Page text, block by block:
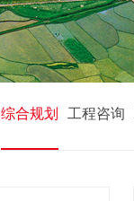
综合规划 工程咨询